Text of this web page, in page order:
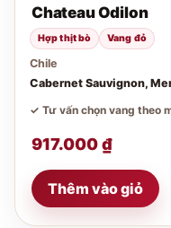
Chateau Odilon
Hợp thịt bò Vang đỏ
Chile
Cabernet Sauvignon,
✓ Tư vấn chọn vang theo
917.000₫
Thêm vào giỏ